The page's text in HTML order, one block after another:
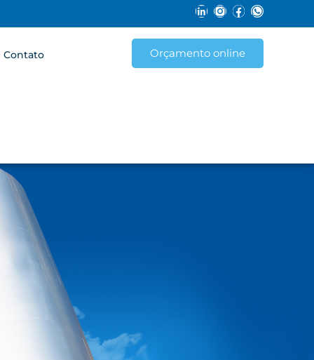
Contato Orçamento online